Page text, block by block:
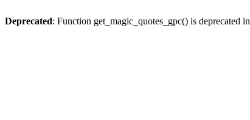
Deprecated: Function get_magic_quotes_gpc() is deprecated in